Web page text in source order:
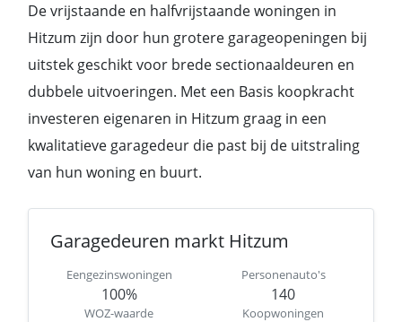
De vrijstaande en halfvrijstaande woningen in
Hitzum zijn door hun grotere garageopeningen bij
uitstek geschikt voor brede sectionaaldeuren en
dubbele uitvoeringen. Met een Basis koopkracht
investeren eigenaren in Hitzum graag in een
kwalitatieve garagedeur die past bij de uitstraling
van hun woning en buurt.
Garagedeuren markt Hitzum
Eengezinswoningen
100%
Personenauto's
140
WOZ-waarde Koopwoningen